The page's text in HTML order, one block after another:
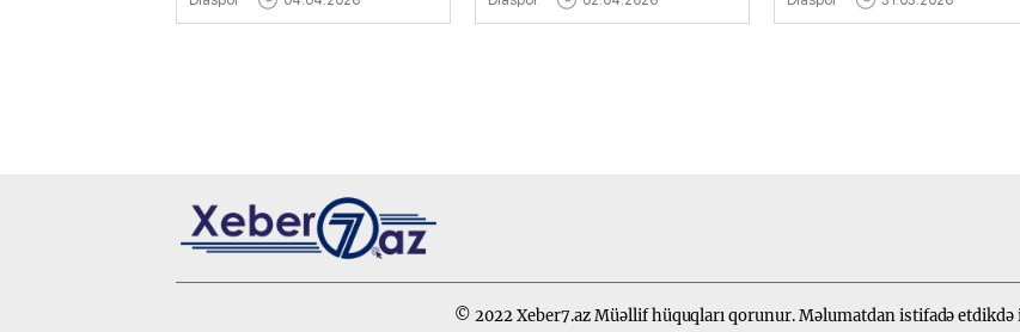
© 2022 Xeber7.az Müəllif hüquqları qorunur. Məlumatdan istifadə